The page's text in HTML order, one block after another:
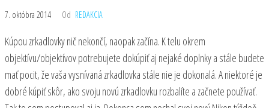
7. októbra 2014 Od REDAKCIA
Kúpou zrkadlovky nič nekončí, naopak začína. K telu okrem
objektívu/objektívov potrebujete dokúpiť aj nejaké doplnky a stále budete
mať pocit, že vaša vysnívaná zrkadlovka stále nie je dokonalá. A niektoré je
dobré kúpiť skôr, ako svoju novú zrkadlovku rozbalíte a začnete používať.